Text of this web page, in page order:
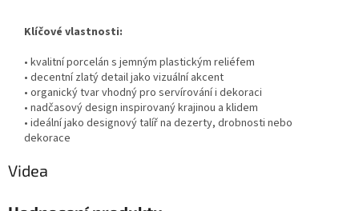
Klíčové vlastnosti:
• kvalitní porcelán s jemným plastickým reliéfem
• decentní zlatý detail jako vizuální akcent
• organický tvar vhodný pro servírování i dekoraci
• nadčasový design inspirovaný krajinou a klidem
• ideální jako designový talíř na dezerty, drobnosti nebo
dekorace
Videa